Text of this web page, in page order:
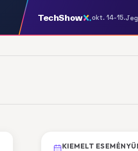
TechShow okt. 14-15.
KIEMELT